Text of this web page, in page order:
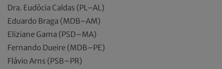
Dra. Eudócia Caldas (PL–AL)
Eduardo Braga (MDB–AM)
Eliziane Gama (PSD–MA)
Fernando Dueire (MDB–PE)
Flávio Arns (PSB–PR)